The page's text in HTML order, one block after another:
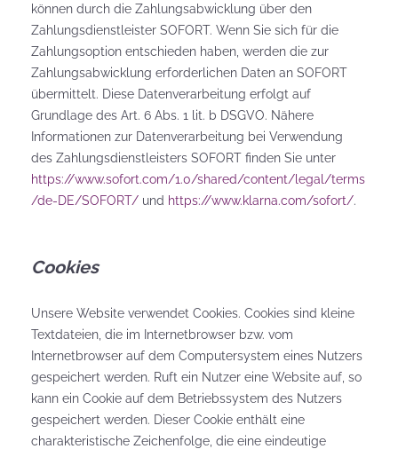
können durch die Zahlungsabwicklung über den
Zahlungsdienstleister SOFORT. Wenn Sie sich für die
Zahlungsoption entschieden haben, werden die zur
Zahlungsabwicklung erforderlichen Daten an SOFORT
übermittelt. Diese Datenverarbeitung erfolgt auf
Grundlage des Art. 6 Abs. 1 lit. b DSGVO. Nähere
Informationen zur Datenverarbeitung bei Verwendung
des Zahlungsdienstleisters SOFORT finden Sie unter
https://www.sofort.com/1.0/shared/content/legal/terms
/de-DE/SOFORT/ und https://www.klarna.com/sofort/.
Cookies
Unsere Website verwendet Cookies. Cookies sind kleine
Textdateien, die im Internetbrowser bzw. vom
Internetbrowser auf dem Computersystem eines Nutzers
gespeichert werden. Ruft ein Nutzer eine Website auf, so
kann ein Cookie auf dem Betriebssystem des Nutzers
gespeichert werden. Dieser Cookie enthält eine
charakteristische Zeichenfolge, die eine eindeutige